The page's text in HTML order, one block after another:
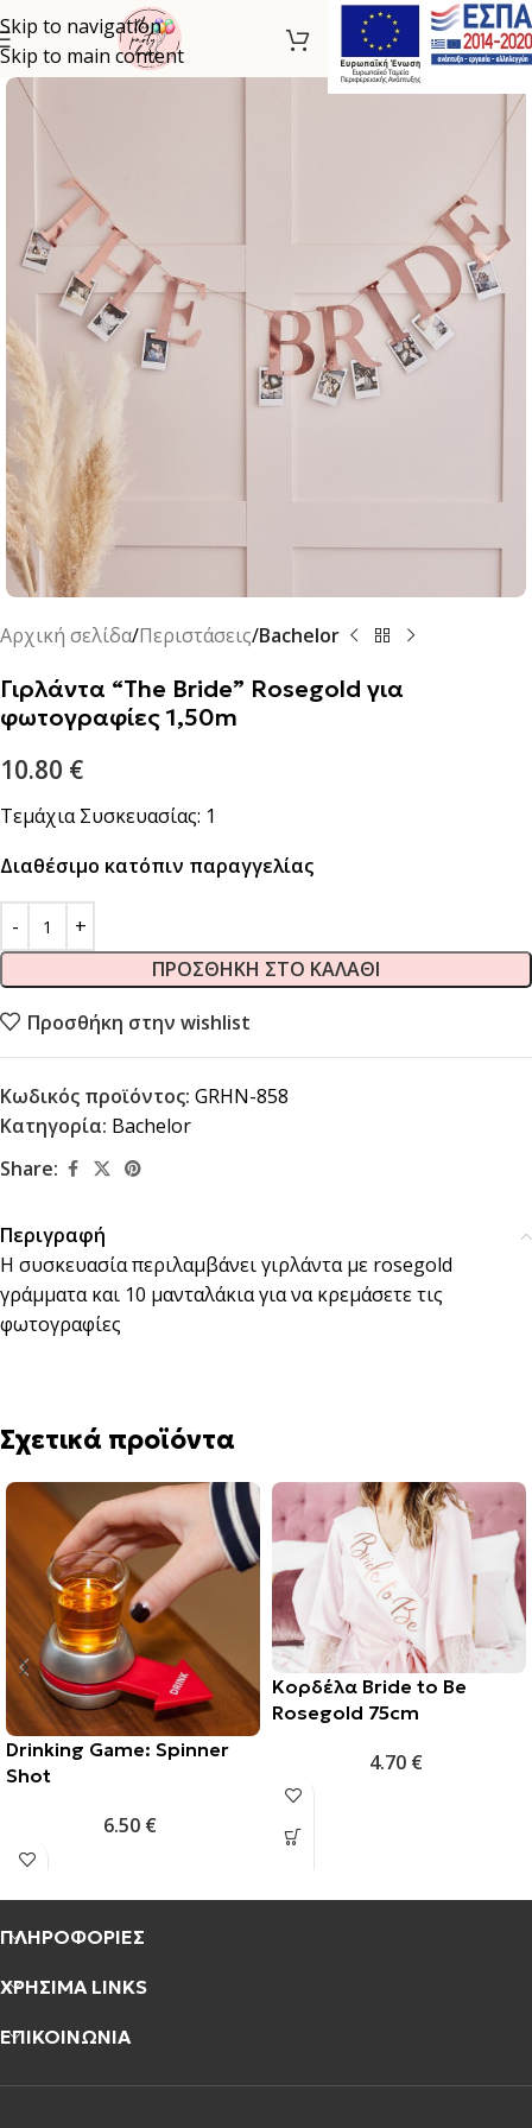
Skip to navigation
Skip to main content
Αρχική σελίδα Περιστάσεις Bachelor
Γιρλάντα “The Bride” Rosegold για
φωτογραφίες 1,50m
10.80 €
Τεμάχια Συσκευασίας: 1
Διαθέσιμο κατόπιν παραγγελίας
ΠΡΟΣΘΉΚΗ ΣΤΟ ΚΑΛΆΘΙ
Προσθήκη στην wishlist
Κωδικός προϊόντος: GRHN-858
Κατηγορία: Bachelor
Share:
Περιγραφή
Η συσκευασία περιλαμβάνει γιρλάντα με rosegold
γράμματα και 10 μανταλάκια για να κρεμάσετε τις
φωτογραφίες
Σχετικά προϊόντα
Drinking Game: Spinner
Shot
6.50 €
Κορδέλα Bride to Be
Rosegold 75cm
4.70 €
ΠΛΗΡΟΦΟΡΙΕΣ
ΧΡΗΣΙΜΑ LINKS
ΕΠΙΚΟΙΝΩΝΙΑ